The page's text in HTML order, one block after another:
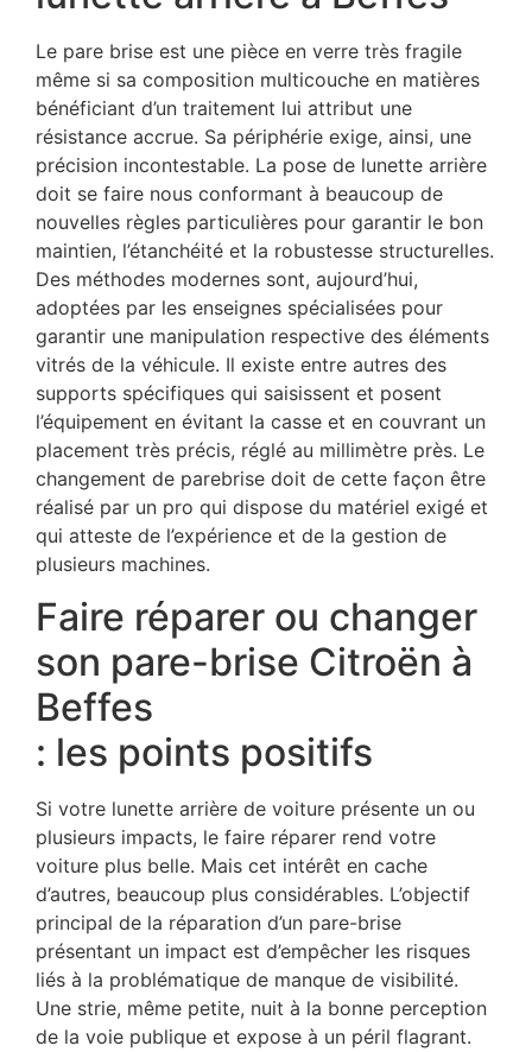
Le pare brise est une pièce en verre très fragile
même si sa composition multicouche en matières
bénéficiant d’un traitement lui attribut une
résistance accrue. Sa périphérie exige, ainsi, une
précision incontestable. La pose de lunette arrière
doit se faire nous conformant à beaucoup de
nouvelles règles particulières pour garantir le bon
maintien, l’étanchéité et la robustesse structurelles.
Des méthodes modernes sont, aujourd’hui,
adoptées par les enseignes spécialisées pour
garantir une manipulation respective des éléments
vitrés de la véhicule. Il existe entre autres des
supports spécifiques qui saisissent et posent
l’équipement en évitant la casse et en couvrant un
placement très précis, réglé au millimètre près. Le
changement de parebrise doit de cette façon être
réalisé par un pro qui dispose du matériel exigé et
qui atteste de l’expérience et de la gestion de
plusieurs machines.
Faire réparer ou changer
son pare-brise Citroën à
Beffes
: les points positifs
Si votre lunette arrière de voiture présente un ou
plusieurs impacts, le faire réparer rend votre
voiture plus belle. Mais cet intérêt en cache
d’autres, beaucoup plus considérables. L’objectif
principal de la réparation d’un pare-brise
présentant un impact est d’empêcher les risques
liés à la problématique de manque de visibilité.
Une strie, même petite, nuit à la bonne perception
de la voie publique et expose à un péril flagrant.